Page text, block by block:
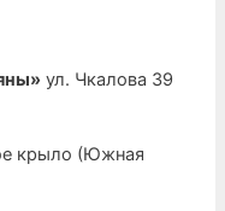
ул. Чкалова 39
крыло (Южная